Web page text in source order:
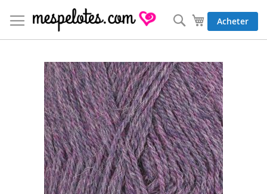
au
contenu
Mon panier
Acheter
Rechercher